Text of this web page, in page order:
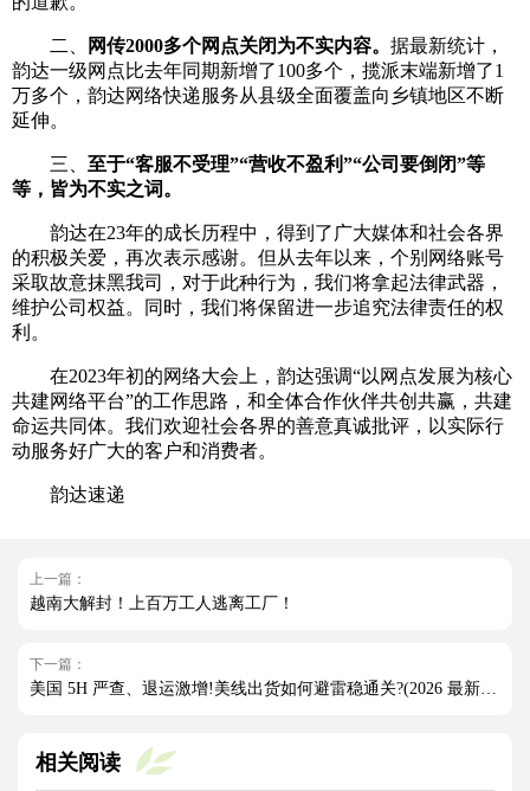
二、 网传2000多个网点关闭为不实内容。 据最新统计，
韵达一级网点比去年同期新增了100多个，揽派末端新增了1
万多个，韵达网络快递服务从县级全面覆盖向乡镇地区不断
延伸。
三、 至于“客服不受理”“营收不盈利”“公司要倒闭”等
等，皆为不实之词。
韵达在23年的成长历程中，得到了广大媒体和社会各界
的积极关爱，再次表示感谢。但从去年以来，个别网络账号
采取故意抹黑我司，对于此种行为，我们将拿起法律武器，
维护公司权益。同时，我们将保留进一步追究法律责任的权
利。
在2023年初的网络大会上，韵达强调“以网点发展为核心
共建网络平台”的工作思路，和全体合作伙伴共创共赢，共建
命运共同体。我们欢迎社会各界的善意真诚批评，以实际行
动服务好广大的客户和消费者。
韵达速递
上一篇：
越南大解封！上百万工人逃离工厂！
下一篇：
美国 5H 严查、退运激增!美线出货如何避雷稳通关?(2026 最新实操指南)
相关阅读